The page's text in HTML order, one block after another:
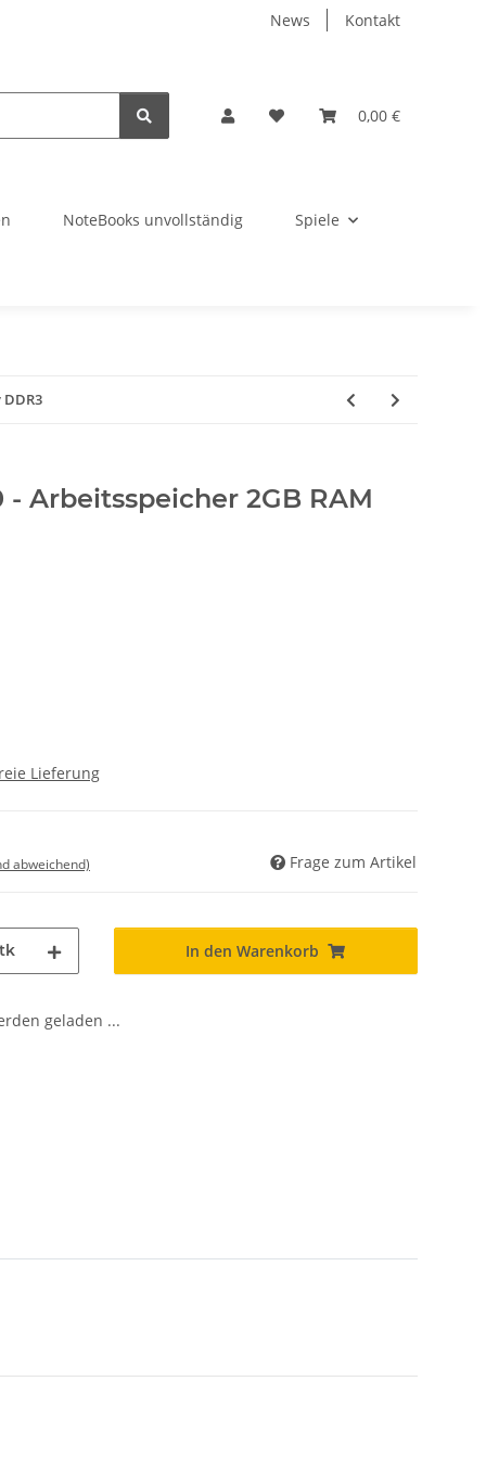
News Kontakt
0,00 €
NoteBooks unvollständig Spiele
- Arbeitsspeicher 2GB RAM
Lieferung
abweichend) Frage zum Artikel
In den Warenkorb
geladen ...